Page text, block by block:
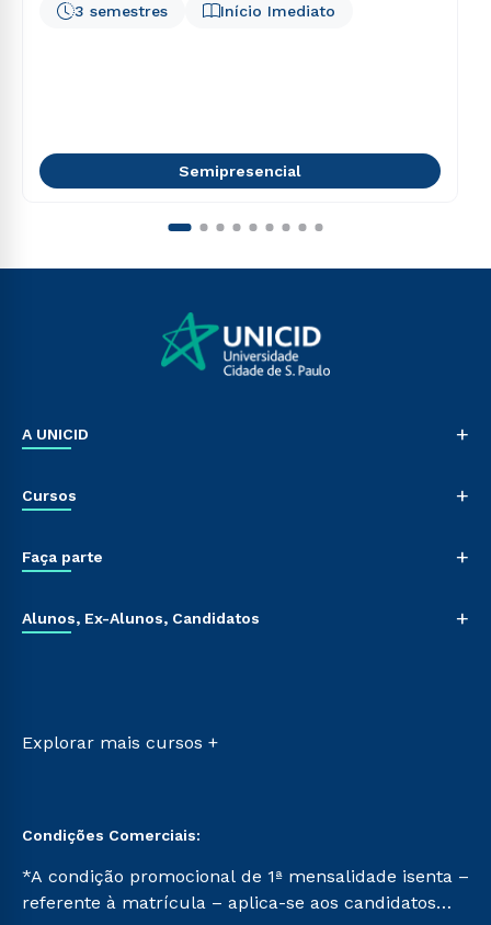
Início Imediato
3 semestres
Semipresencial
A UNICID +
Sala de Imprensa
Sou Colaborador
Ética e Integridade
Cursos +
Pós-graduação
Cursos Livres
Faça parte +
Vestibular Redação
Vestibular Mérito
Vestibular Solidário
Alunos, Ex-Alunos, Candidatos +
Canais de Atendimento
Explorar mais cursos +
Condições Comerciais:
*A condição promocional de 1ª mensalidade isenta –
referente à matrícula – aplica-se aos candidatos